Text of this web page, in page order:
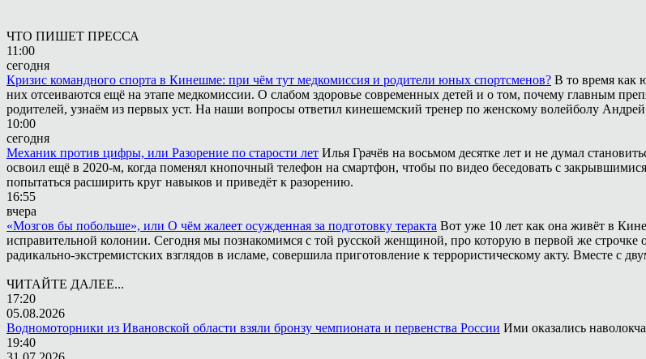
ЧТО ПИШЕТ ПРЕССА
11:00
сегодня
Кризис командного спорта в Кинешме: при чём тут медкомиссия и родители юных спортсменов? В то время как
них отсеиваются ещё на этапе медкомиссии. О слабом здоровье современных детей и о том, почему главным
родителей, узнаём из первых уст. На наши вопросы ответил кинешемский тренер по женскому волейболу
10:00
сегодня
Механик против цифры, или Разорение по старости лет Илья Грачёв на восьмом десятке лет и не думал
освоил ещё в 2020-м, когда поменял кнопочный телефон на смартфон, чтобы по видео беседовать с
попытаться расширить круг навыков и приведёт к разорению.
16:55
вчера
«Мозгов бы побольше», или О чём жалеет осужденная за подготовку теракта Вот уже 10 лет как она живёт в
исправительной колонии. Сегодня мы познакомимся с той русской женщиной, про которую в первой же строчке
радикально-экстремистских взглядов в исламе, совершила приготовление к террористическому акту. Вместе с
ЧИТАЙТЕ ДАЛЕЕ...
17:20
05.08.2026
Водномоторники из Ивановской области взяли бронзу чемпионата и первенства России Ими оказались
19:40